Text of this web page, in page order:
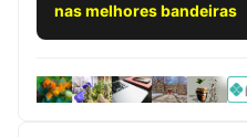
nas melhores bandeiras